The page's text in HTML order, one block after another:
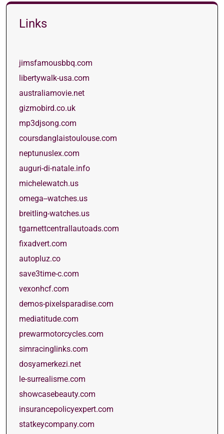
Links
jimsfamousbbq.com
libertywalk-usa.com
australiamovie.net
gizmobird.co.uk
mp3djsong.com
coursdanglaistoulouse.com
neptunuslex.com
auguri-di-natale.info
michelewatch.us
omega--watches.us
breitling-watches.us
tgarnettcentrallautoads.com
fixadvert.com
autopluz.co
save3time-c.com
vexonhcf.com
demos-pixelsparadise.com
mediatitude.com
prewarmotorcycles.com
simracinglinks.com
dosyamerkezi.net
le-surrealisme.com
showcasebeauty.com
insurancepolicyexpert.com
statkeycompany.com